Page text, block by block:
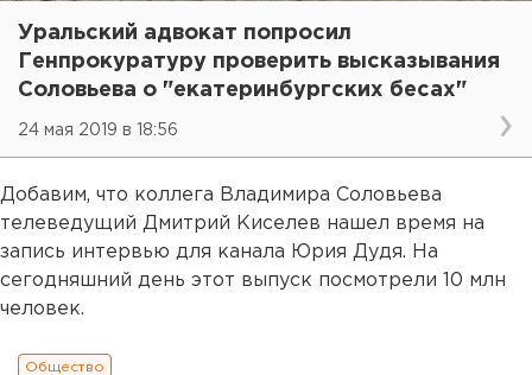
Уральский адвокат попросил
Генпрокуратуру проверить высказывания
Соловьева о "екатеринбургских бесах"
24 мая 2019 в 18:56
Добавим, что коллега Владимира Соловьева
телеведущий Дмитрий Киселев нашел время на
запись интервью для канала Юрия Дудя. На
сегодняшний день этот выпуск посмотрели 10 млн
человек.
Общество